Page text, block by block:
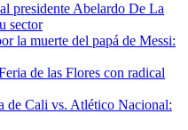
presidente Abelardo De La
sector
la muerte del papá de Messi:
de las Flores con radical
de Cali vs. Atlético Nacional: